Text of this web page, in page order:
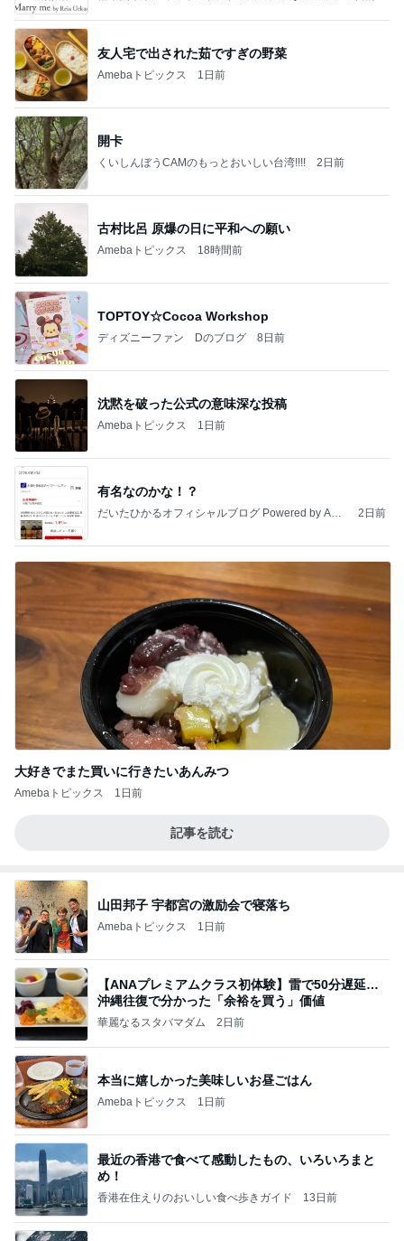
友人宅で出された茹ですぎの野菜
Amebaトピックス 1日前
開卡
くいしんぼうCAMのもっとおいしい台湾!!!! 2日前
古村比呂 原爆の日に平和への願い
Amebaトピックス 18時間前
TOPTOY☆Cocoa Workshop
ディズニーファン Dのブログ 8日前
沈黙を破った公式の意味深な投稿
Amebaトピックス 1日前
有名なのかな！？
だいたひかるオフィシャルブログ Powered by Ame
2日前
大好きでまた買いに行きたいあんみつ
Amebaトピックス 1日前
記事を読む
山田邦子 宇都宮の激励会で寝落ち
Amebaトピックス 1日前
【ANAプレミアムクラス初体験】雷で50分遅延…
沖縄往復で分かった「余裕を買う」価値
華麗なるスタバマダム 2日前
本当に嬉しかった美味しいお昼ごはん
Amebaトピックス 1日前
最近の香港で食べて感動したもの、いろいろまと
め！
香港在住えりのおいしい食べ歩きガイド 13日前